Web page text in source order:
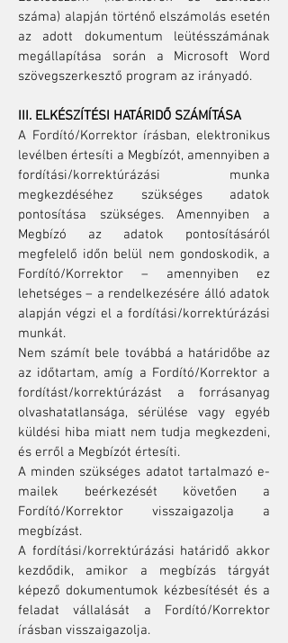
száma) alapján történő elszámolás esetén
az adott dokumentum leütésszámának
megállapítása során a Microsoft Word
szövegszerkesztő program az irányadó.
III. ELKÉSZÍTÉSI HATÁRIDŐ SZÁMÍTÁSA
A Fordító/Korrektor írásban, elektronikus
levélben értesíti a Megbízót, amennyiben a
fordítási/korrektúrázási munka
megkezdéséhez szükséges adatok
pontosítása szükséges. Amennyiben a
Megbízó az adatok pontosításáról
megfelelő időn belül nem gondoskodik, a
Fordító/Korrektor – amennyiben ez
lehetséges – a rendelkezésére álló adatok
alapján végzi el a fordítási/korrektúrázási
munkát.
Nem számít bele továbbá a határidőbe az
az időtartam, amíg a Fordító/Korrektor a
fordítást/korrektúrázást a forrásanyag
olvashatatlansága, sérülése vagy egyéb
küldési hiba miatt nem tudja megkezdeni,
és erről a Megbízót értesíti.
A minden szükséges adatot tartalmazó e-
mailek beérkezését követően a
Fordító/Korrektor visszaigazolja a
megbízást.
A fordítási/korrektúrázási határidő akkor
kezdődik, amikor a megbízás tárgyát
képező dokumentumok kézbesítését és a
feladat vállalását a Fordító/Korrektor
írásban visszaigazolja.